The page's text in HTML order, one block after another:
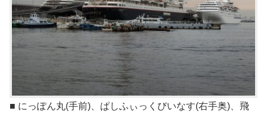
■ にっぽん丸(手前)、ぱしふぃっくびいなす(右手奥)、飛